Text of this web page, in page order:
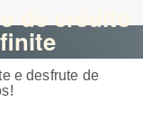
de crédito
e desfrute de